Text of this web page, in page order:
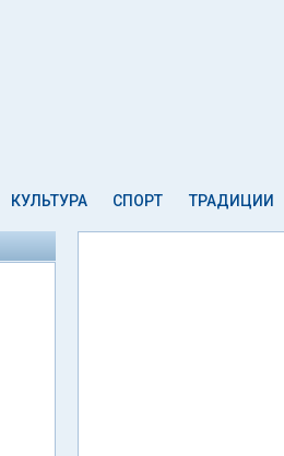
КУЛЬТУРА СПОРТ ТРАДИЦИИ